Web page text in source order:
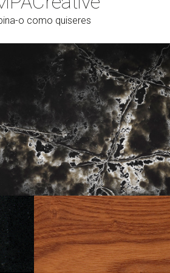
o como quiseres
Cerrar
CONCRETE
DARK
Next
AÇO